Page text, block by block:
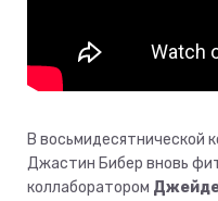
В восьмидесятнической
Джастин Бибер вновь
коллаборатором